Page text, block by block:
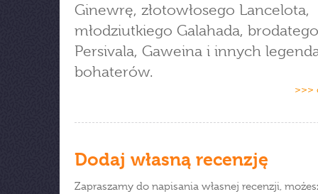
Ginewrę, złotowłosego Lancelota,
młodziutkiego Galahada,
Persivala, Gaweina i innych
bohaterów.
>>>
Dodaj własną recenzję
Zapraszamy do napisania własnej recenzji,